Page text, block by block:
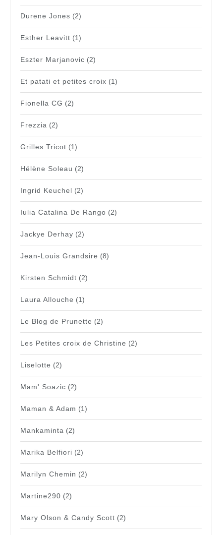
Durene Jones (2)
Esther Leavitt (1)
Eszter Marjanovic (2)
Et patati et petites croix (1)
Fionella CG (2)
Frezzia (2)
Grilles Tricot (1)
Hélène Soleau (2)
Ingrid Keuchel (2)
Iulia Catalina De Rango (2)
Jackye Derhay (2)
Jean-Louis Grandsire (8)
Kirsten Schmidt (2)
Laura Allouche (1)
Le Blog de Prunette (2)
Les Petites croix de Christine (2)
Liselotte (2)
Mam' Soazic (2)
Maman & Adam (1)
Mankaminta (2)
Marika Belfiori (2)
Marilyn Chemin (2)
Martine290 (2)
Mary Olson & Candy Scott (2)